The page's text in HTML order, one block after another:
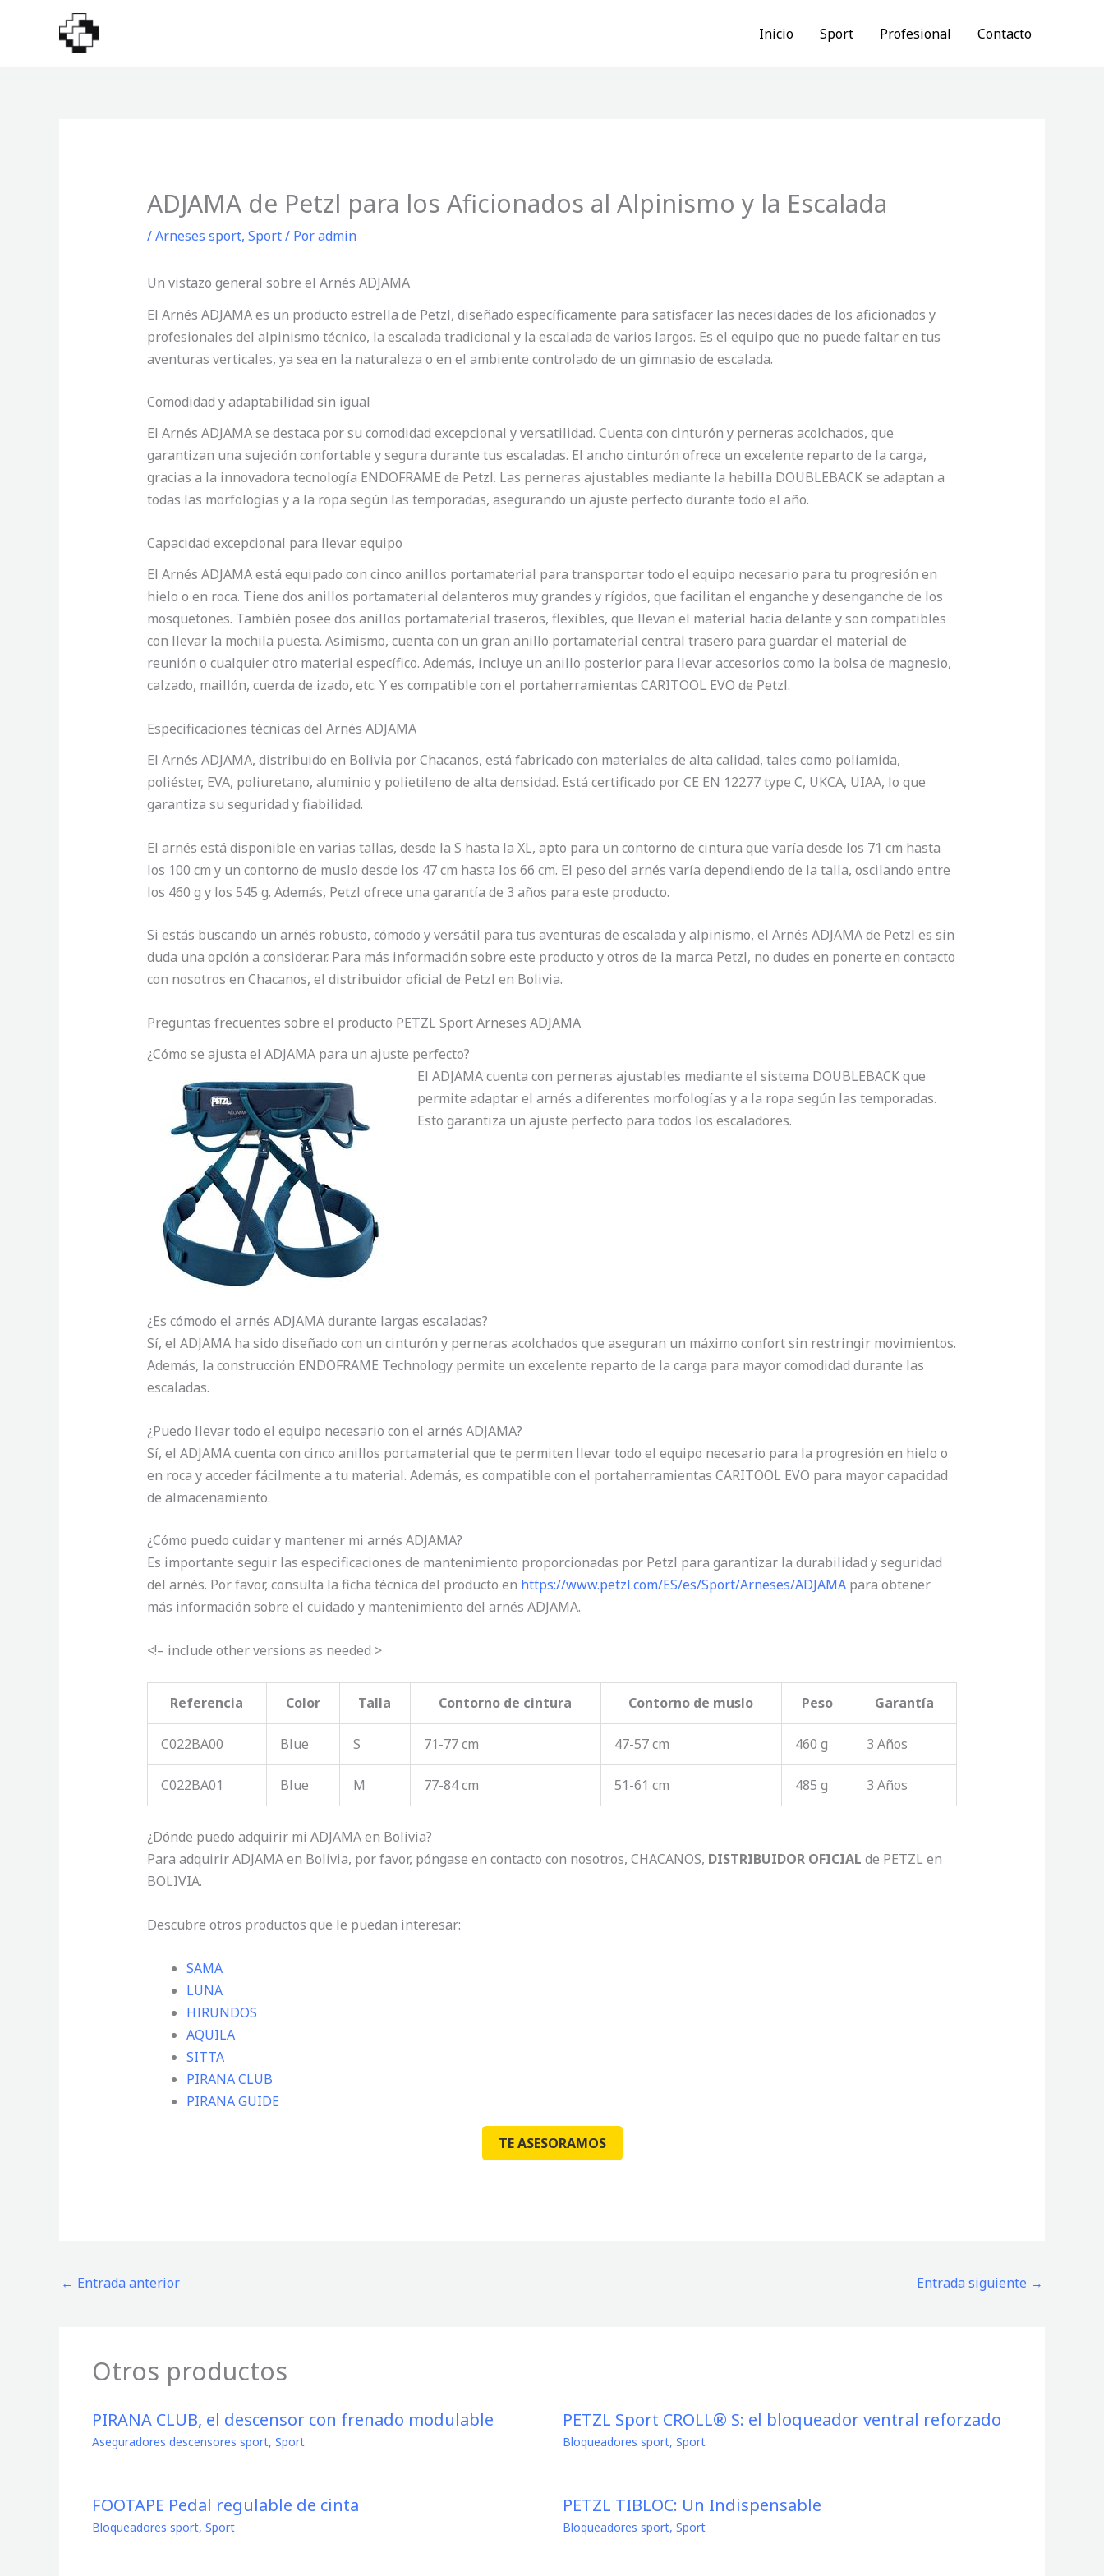
Inicio Sport Profesional Contacto
ADJAMA de Petzl para los Aficionados al Alpinismo y la Escalada
/Arneses sport, Sport/ Poradmin
Un vistazo general sobre el Arnés ADJAMA
El Arnés ADJAMA es un producto estrella de Petzl, diseñado específicamente para satisfacer las necesidades de los aficionados y
profesionales del alpinismo técnico, la escalada tradicional y la escalada de varios largos. Es el equipo que no puede faltar en tus
aventuras verticales, ya sea en la naturaleza o en el ambiente controlado de un gimnasio de escalada.
Comodidad y adaptabilidad sin igual
El Arnés ADJAMA se destaca por su comodidad excepcional y versatilidad. Cuenta con cinturón y perneras acolchados, que
garantizan una sujeción confortable y segura durante tus escaladas. El ancho cinturón ofrece un excelente reparto de la carga,
gracias a la innovadora tecnología ENDOFRAME de Petzl. Las perneras ajustables mediante la hebilla DOUBLEBACK se adaptan a
todas las morfologías y a la ropa según las temporadas, asegurando un ajuste perfecto durante todo el año.
Capacidad excepcional para llevar equipo
El Arnés ADJAMA está equipado con cinco anillos portamaterial para transportar todo el equipo necesario para tu progresión en
hielo o en roca. Tiene dos anillos portamaterial delanteros muy grandes y rígidos, que facilitan el enganche y desenganche de los
mosquetones. También posee dos anillos portamaterial traseros, flexibles, que llevan el material hacia delante y son compatibles
con llevar la mochila puesta. Asimismo, cuenta con un gran anillo portamaterial central trasero para guardar el material de
reunión o cualquier otro material específico. Además, incluye un anillo posterior para llevar accesorios como la bolsa de magnesio,
calzado, maillón, cuerda de izado, etc. Y es compatible con el portaherramientas CARITOOL EVO de Petzl.
Especificaciones técnicas del Arnés ADJAMA
El Arnés ADJAMA, distribuido en Bolivia por Chacanos, está fabricado con materiales de alta calidad, tales como poliamida,
poliéster, EVA, poliuretano, aluminio y polietileno de alta densidad. Está certificado por CE EN 12277 type C, UKCA, UIAA, lo que
garantiza su seguridad y fiabilidad.
El arnés está disponible en varias tallas, desde la S hasta la XL, apto para un contorno de cintura que varía desde los 71 cm hasta
los 100 cm y un contorno de muslo desde los 47 cm hasta los 66 cm. El peso del arnés varía dependiendo de la talla, oscilando entre
los 460 g y los 545 g. Además, Petzl ofrece una garantía de 3 años para este producto.
Si estás buscando un arnés robusto, cómodo y versátil para tus aventuras de escalada y alpinismo, el Arnés ADJAMA de Petzl es sin
duda una opción a considerar. Para más información sobre este producto y otros de la marca Petzl, no dudes en ponerte en contacto
con nosotros en Chacanos, el distribuidor oficial de Petzl en Bolivia.
Preguntas frecuentes sobre el producto PETZL Sport Arneses ADJAMA
¿Cómo se ajusta el ADJAMA para un ajuste perfecto?
El ADJAMA cuenta con perneras ajustables mediante el sistema DOUBLEBACK que
permite adaptar el arnés a diferentes morfologías y a la ropa según las temporadas.
Esto garantiza un ajuste perfecto para todos los escaladores.
¿Es cómodo el arnés ADJAMA durante largas escaladas?
Sí, el ADJAMA ha sido diseñado con un cinturón y perneras acolchados que aseguran un máximo confort sin restringir movimientos.
Además, la construcción ENDOFRAME Technology permite un excelente reparto de la carga para mayor comodidad durante las
escaladas.
¿Puedo llevar todo el equipo necesario con el arnés ADJAMA?
Sí, el ADJAMA cuenta con cinco anillos portamaterial que te permiten llevar todo el equipo necesario para la progresión en hielo o
en roca y acceder fácilmente a tu material. Además, es compatible con el portaherramientas CARITOOL EVO para mayor capacidad
de almacenamiento.
¿Cómo puedo cuidar y mantener mi arnés ADJAMA?
Es importante seguir las especificaciones de mantenimiento proporcionadas por Petzl para garantizar la durabilidad y seguridad
del arnés. Por favor, consulta la ficha técnica del producto en https://www.petzl.com/ES/es/Sport/Arneses/ADJAMApara obtener
más información sobre el cuidado y mantenimiento del arnés ADJAMA.
<!– include other versions as needed >
Referencia Color Talla Contorno de cintura Contorno de muslo Peso Garantía
C022BA00 Blue S 71-77 cm 47-57 cm 460 g 3 Años
C022BA01 Blue M 77-84 cm 51-61 cm 485 g 3 Años
¿Dónde puedo adquirir mi ADJAMA en Bolivia?
Para adquirir ADJAMA en Bolivia, por favor, póngase en contacto con nosotros, CHACANOS, DISTRIBUIDOR OFICIAL de PETZL en
BOLIVIA.
Descubre otros productos que le puedan interesar:
SAMA
LUNA
HIRUNDOS
AQUILA
SITTA
PIRANA CLUB
PIRANA GUIDE
TE ASESORAMOS
← Entrada anterior Entrada siguiente →
Otros productos
PIRANA CLUB, el descensor con frenado modulable
Aseguradores descensores sport, Sport
PETZL Sport CROLL® S: el bloqueador ventral reforzado
Bloqueadores sport, Sport
FOOTAPE Pedal regulable de cinta
Bloqueadores sport, Sport
PETZL TIBLOC: Un Indispensable
Bloqueadores sport, Sport